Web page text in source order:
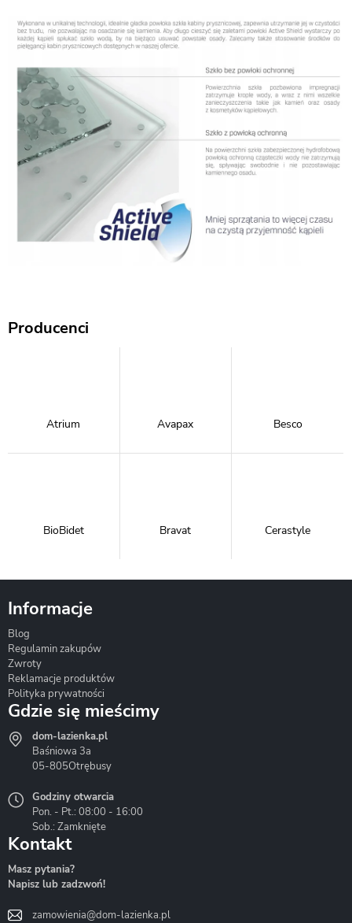
Producenci
Atrium Avapax Besco
BioBidet Bravat Cerastyle
Hydrostop
Liveno
Informacje
Blog
Regulamin zakupów
Zwroty
Reklamacje produktów
Polityka prywatności
Gdzie się mieścimy
dom-lazienka.pl
Baśniowa 3a
05-805Otrębusy
Godziny otwarcia
Pon. - Pt.: 08:00 - 16:00
Sob.: Zamknięte
Kontakt
Masz pytania?
Napisz lub zadzwoń!
zamowienia@dom-lazienka.pl